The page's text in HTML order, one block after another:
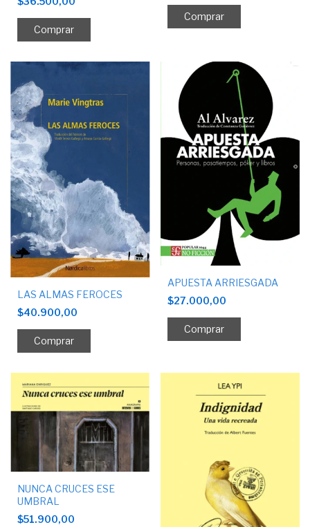
LAS ALMAS FEROCES
$40.900,00
APUESTA ARRIESGADA
$27.000,00
NUNCA CRUCES ESE
UMBRAL
$51.900,00